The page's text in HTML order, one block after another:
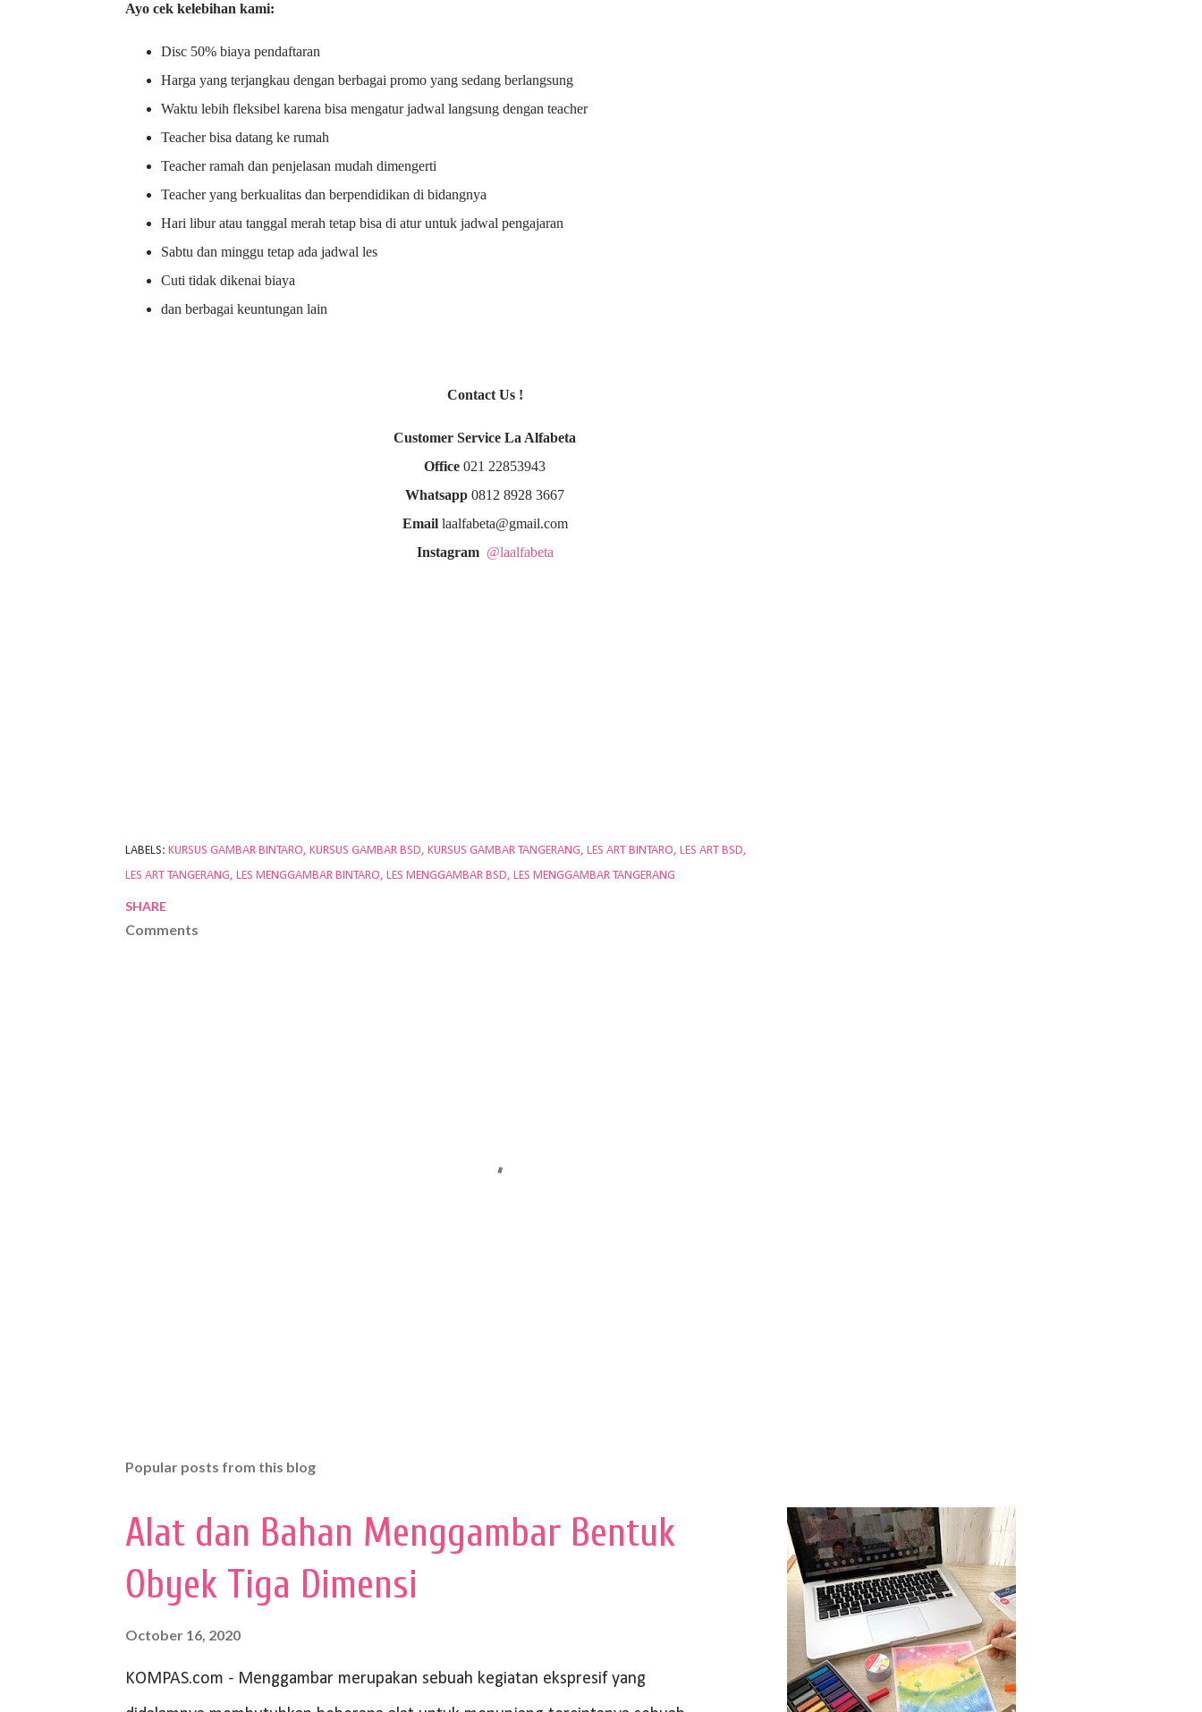
Ayo cek kelebihan kami:
Disc 50% biaya pendaftaran
Harga yang terjangkau dengan berbagai promo yang sedang berlangsung
Waktu lebih fleksibel karena bisa mengatur jadwal langsung dengan teacher
Teacher bisa datang ke rumah
Teacher ramah dan penjelasan mudah dimengerti
Teacher yang berkualitas dan berpendidikan di bidangnya
Hari libur atau tanggal merah tetap bisa di atur untuk jadwal pengajaran
Sabtu dan minggu tetap ada jadwal les
Cuti tidak dikenai biaya
dan berbagai keuntungan lain
Contact Us !
Customer Service La Alfabeta
Office 021 22853943
Whatsapp 0812 8928 3667
Emaillaalfabeta@gmail.com
Instagram @laalfabeta
LABELS: KURSUS GAMBAR BINTARO KURSUS GAMBAR BSD KURSUS GAMBAR TANGERANG LES ART BINTARO LES ART BSD
LES ART TANGERANG LES MENGGAMBAR BINTARO LES MENGGAMBAR BSD LES MENGGAMBAR TANGERANG
SHARE
Comments
Popular posts from this blog
Alat dan Bahan Menggambar Bentuk
Obyek Tiga Dimensi
October 16, 2020
KOMPAS.com - Menggambar merupakan sebuah kegiatan ekspresif yang